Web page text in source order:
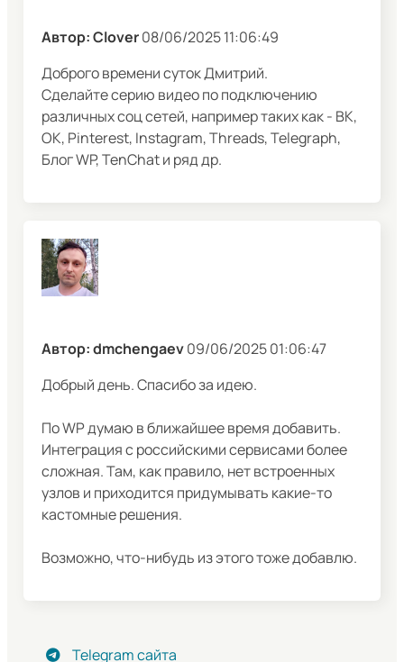
Автор: Clover08/06/2025 11:06:49
Доброго времени суток Дмитрий.
Сделайте серию видео по подключению
различных соц сетей, например таких как - ВК,
ОК, Pinterest, Instagram, Threads, Telegraph,
Блог WP, TenChat и ряд др.
Автор: dmchengaev09/06/2025 01:06:47
Добрый день. Спасибо за идею.
По WP думаю в ближайшее время добавить.
Интеграция с российскими сервисами более
сложная. Там, как правило, нет встроенных
узлов и приходится придумывать какие-то
кастомные решения.
Возможно, что-нибудь из этого тоже добавлю.
Telegram сайта